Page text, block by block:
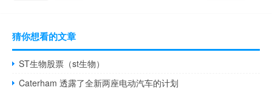
猜你想看的文章
ST生物股票（st生物）
Caterham 透露了全新两座电动汽车的计划